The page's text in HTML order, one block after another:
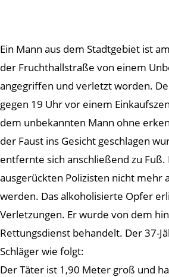
Ein Mann aus dem Stadtgebiet ist
der Fruchthallstraße von einem
angegriffen und verletzt worden.
gegen 19 Uhr vor einem
dem unbekannten Mann ohne
der Faust ins Gesicht geschlagen
entfernte sich anschließend zu Fuß.
ausgerückten Polizisten nicht mehr
werden. Das alkoholisierte Opfer
Verletzungen. Er wurde von dem
Rettungsdienst behandelt. Der 37-
Schläger wie folgt:
Der Täter ist 1,90 Meter groß und